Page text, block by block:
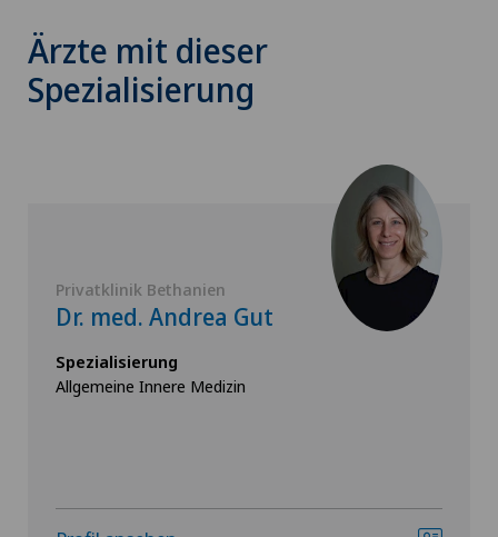
Ärzte mit dieser
Spezialisierung
Privatklinik Bethanien
Dr. med. Andrea Gut
Spezialisierung
Allgemeine Innere Medizin